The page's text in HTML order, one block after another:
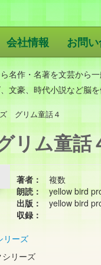
会社情報 お問
名作・名著を文芸から
文豪、時代小説など脳
グリム童話４
リム童話
著者：
複数
朗読：
yellow bird
出版：
yellow bird
収録：
リーズ
リーズ